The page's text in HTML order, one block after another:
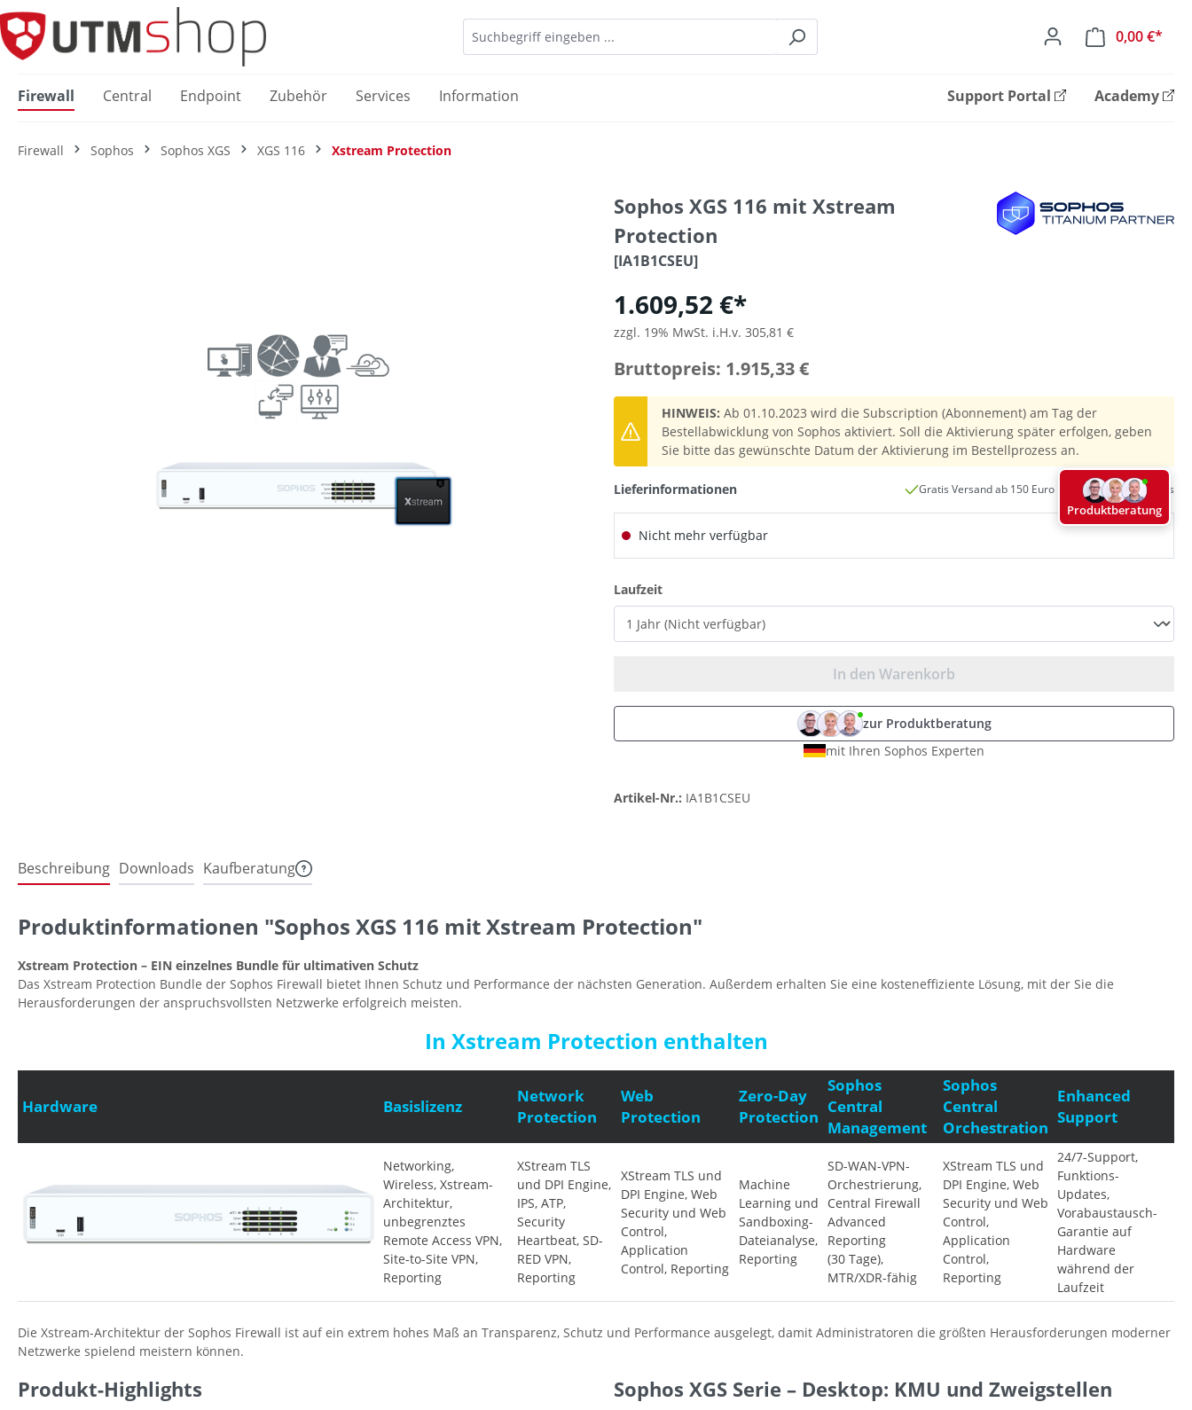
Zur Hauptnavigation springen
0,00 €*
Firewall Central Endpoint Zubehör Services Information Support Portal Academy
Firewall Sophos Sophos XGS XGS 116 Xstream Protection
Sophos XGS 116 mit Xstream
Protection
[IA1B1CSEU]
1.609,52 €*
zzgl. 19% MwSt. i.H.v. 305,81 €
Bruttopreis: 1.915,33 €
HINWEIS: Ab 01.10.2023 wird die Subscription (Abonnement) am Tag der
Bestellabwicklung von Sophos aktiviert. Soll die Aktivierung später erfolgen, geben
Sie bitte das gewünschte Datum der Aktivierung im Bestellprozess an.
Lieferinformationen Gratis Versand ab 150 Euro innerhalb Deutschlands
Nicht mehr verfügbar
Laufzeitauswählen
In den Warenkorb
zur Produktberatung
mit Ihren Sophos Experten
Artikel-Nr.: IA1B1CSEU
Beschreibung Downloads Kaufberatung
Produktinformationen "Sophos XGS 116 mit Xstream Protection"
Xstream Protection – EIN einzelnes Bundle für ultimativen Schutz
Das Xstream Protection Bundle der Sophos Firewall bietet Ihnen Schutz und Performance der nächsten Generation. Außerdem erhalten Sie eine kosteneffiziente Lösung, mit der Sie die
Herausforderungen der anspruchsvollsten Netzwerke erfolgreich meisten.
In Xstream Protection enthalten
Hardware Basislizenz
Network
Protection
Web
Protection
Zero-Day
Protection
Sophos
Central
Management
Sophos
Central
Orchestration
Enhanced
Support
Networking,
Wireless, Xstream-
Architektur,
unbegrenztes
Remote Access VPN,
Site-to-Site VPN,
Reporting
XStream TLS
und DPI Engine,
IPS, ATP,
Security
Heartbeat, SD-
RED VPN,
Reporting
XStream TLS und
DPI Engine, Web
Security und Web
Control,
Application
Control, Reporting
Machine
Learning und
Sandboxing-
Dateianalyse,
Reporting
SD-WAN-VPN-
Orchestrierung,
Central Firewall
Advanced
Reporting
(30 Tage),
MTR/XDR-fähig
XStream TLS und
DPI Engine, Web
Security und Web
Control,
Application
Control,
Reporting
24/7-Support,
Funktions-
Updates,
Vorabaustausch-
Garantie auf
Hardware
während der
Laufzeit
Die Xstream-Architektur der Sophos Firewall ist auf ein extrem hohes Maß an Transparenz, Schutz und Performance ausgelegt, damit Administratoren die größten Herausforderungen moderner
Netzwerke spielend meistern können.
Produkt-Highlights Sophos XGS Serie – Desktop: KMU und Zweigstellen
Produktberatung